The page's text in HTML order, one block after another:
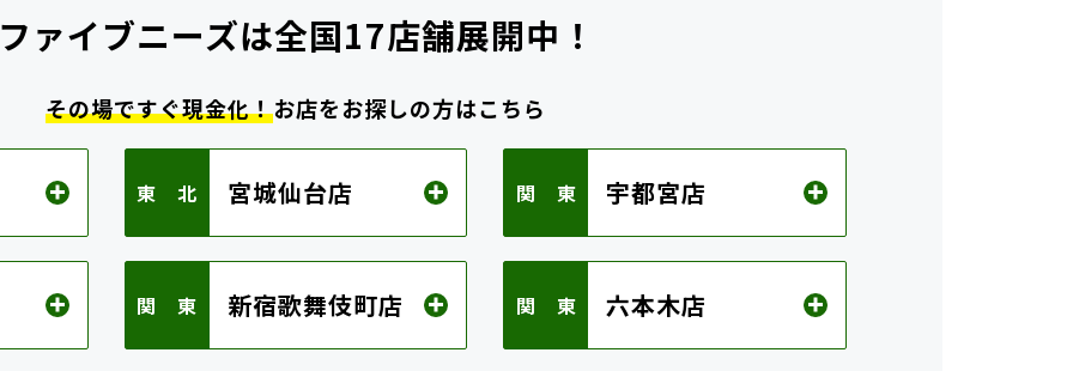
ファイブニーズは全国17店舗展開中！
その場ですぐ現金化！お店をお探しの方はこちら
東 北 宮城仙台店 関 東 宇都宮店
関 東 新宿歌舞伎町店 関 東 六本木店